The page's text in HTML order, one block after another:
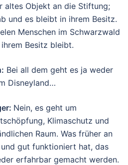
altes Objekt an die Stiftung;
und es bleibt in ihrem Besitz.
Menschen im Schwarzwald
Besitz bleibt.
: Bei all dem geht es ja weder
Disneyland…
Nein, es geht um
Klimaschutz und
Raum. Was früher an
gut funktioniert hat, das
erfahrbar gemacht werden.